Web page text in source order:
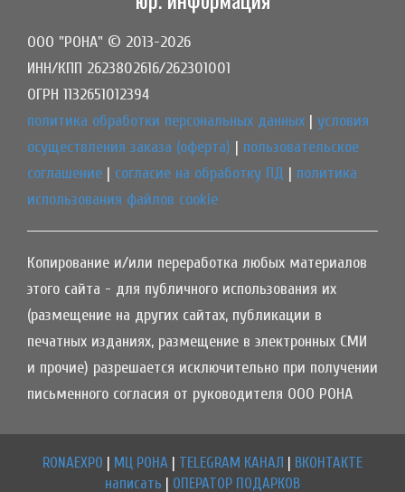
ООО "РОНА" © 2013-2026
ИНН/КПП 2623802616/262301001
ОГРН 1132651012394
политика обработки персональных данных | условия
осуществления заказа (оферта) | пользовательское
соглашение | согласие на обработку ПД | политика
использования файлов cookie
Копирование и/или переработка любых материалов
этого сайта - для публичного использования их
(размещение на других сайтах, публикации в
печатных изданиях, размещение в электронных СМИ
и прочие) разрешается исключительно при получении
письменного согласия от руководителя ООО РОНА
RONAEXPO | МЦ РОНА | TELEGRAM КАНАЛ | ВКОНТАКТЕ
написать | ОПЕРАТОР ПОДАРКОВ